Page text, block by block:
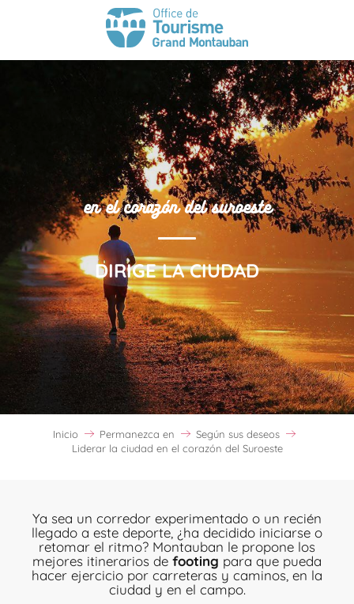
en el corazón del suroeste
DIRIGE LA CIUDAD
Inicio Permanezca en
Según sus deseos
Liderar la ciudad en el corazón del Suroeste
Ya sea un corredor experimentado o un recién
llegado a este deporte, ¿ha decidido iniciarse o
retomar el ritmo? Montauban le propone los
mejores itinerarios de footing para que pueda
hacer ejercicio por carreteras y caminos, en la
ciudad y en el campo.